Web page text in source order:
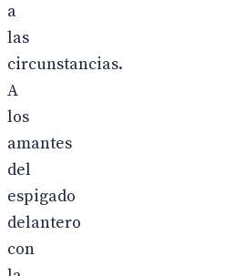
a
las
circunstancias.
A
los
amantes
del
espigado
delantero
con